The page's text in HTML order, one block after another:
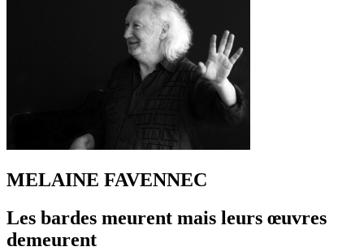
MELAINE FAVENNEC
Les bardes meurent mais leurs œuvres
demeurent